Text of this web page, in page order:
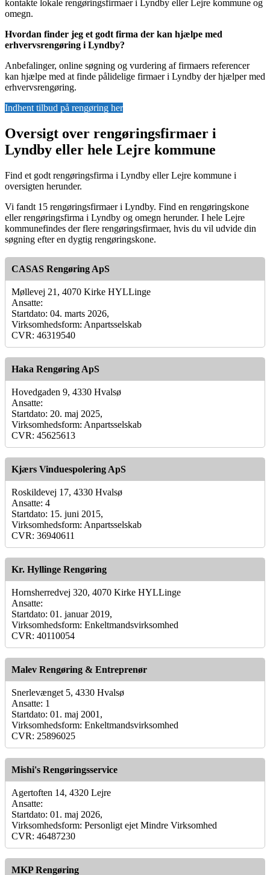
kontakte lokale rengøringsfirmaer i Lyndby eller Lejre kommune og
omegn.
Hvordan finder jeg et godt firma der kan hjælpe med
erhvervsrengøring i Lyndby?
Anbefalinger, online søgning og vurdering af firmaers referencer
kan hjælpe med at finde pålidelige firmaer i Lyndby der hjælper med
erhvervsrengøring.
Indhent tilbud på rengøring her
Oversigt over rengøringsfirmaer i
Lyndby eller hele Lejre kommune
Find et godt rengøringsfirma i Lyndby eller Lejre kommune i
oversigten herunder.
Vi fandt 15 rengøringsfirmaer i Lyndby. Find en rengøringskone
eller rengøringsfirma i Lyndby og omegn herunder. I hele Lejre
kommunefindes der flere rengøringsfirmaer, hvis du vil udvide din
søgning efter en dygtig rengøringskone.
CASAS Rengøring ApS
Møllevej 21, 4070 Kirke HYLLinge
Ansatte:
Startdato: 04. marts 2026,
Virksomhedsform: Anpartsselskab
CVR: 46319540
Haka Rengøring ApS
Hovedgaden 9, 4330 Hvalsø
Ansatte:
Startdato: 20. maj 2025,
Virksomhedsform: Anpartsselskab
CVR: 45625613
Kjærs Vinduespolering ApS
Roskildevej 17, 4330 Hvalsø
Ansatte: 4
Startdato: 15. juni 2015,
Virksomhedsform: Anpartsselskab
CVR: 36940611
Kr. Hyllinge Rengøring
Hornsherredvej 320, 4070 Kirke HYLLinge
Ansatte:
Startdato: 01. januar 2019,
Virksomhedsform: Enkeltmandsvirksomhed
CVR: 40110054
Malev Rengøring & Entreprenør
Snerlevænget 5, 4330 Hvalsø
Ansatte: 1
Startdato: 01. maj 2001,
Virksomhedsform: Enkeltmandsvirksomhed
CVR: 25896025
Mishi's Rengøringsservice
Agertoften 14, 4320 Lejre
Ansatte:
Startdato: 01. maj 2026,
Virksomhedsform: Personligt ejet Mindre Virksomhed
CVR: 46487230
MKP Rengøring